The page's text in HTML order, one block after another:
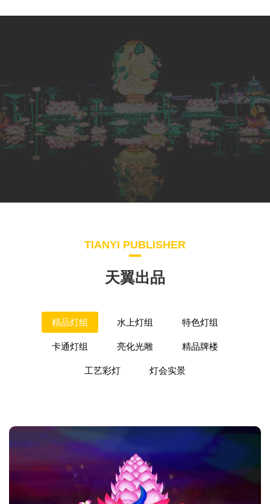
TIANYI PUBLISHER
天翼出品
精品灯组 水上灯组 特色灯组
卡通灯组 亮化光雕 精品牌楼
工艺彩灯 灯会实景